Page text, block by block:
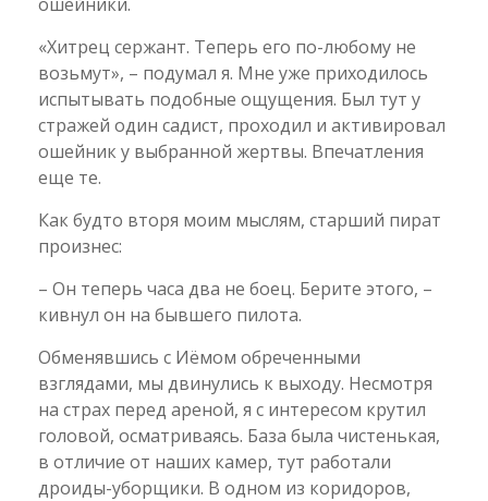
«Хитрец сержант. Теперь его по-любому не
возьмут», – подумал я. Мне уже приходилось
испытывать подобные ощущения. Был тут у
стражей один садист, проходил и активировал
ошейник у выбранной жертвы. Впечатления
еще те.
Как будто вторя моим мыслям, старший пират
произнес:
– Он теперь часа два не боец. Берите этого, –
кивнул он на бывшего пилота.
Обменявшись с Иёмом обреченными
взглядами, мы двинулись к выходу. Несмотря
на страх перед ареной, я с интересом крутил
головой, осматриваясь. База была чистенькая,
в отличие от наших камер, тут работали
дроиды-уборщики. В одном из коридоров,